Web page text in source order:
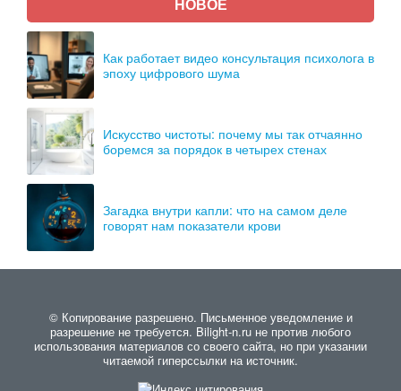
Как работает видео консультация психолога в
эпоху цифрового шума
Искусство чистоты: почему мы так отчаянно
боремся за порядок в четырех стенах
Загадка внутри капли: что на самом деле
говорят нам показатели крови
© Копирование разрешено. Письменное уведомление и
разрешение не требуется. Bilight-n.ru не против любого
использования материалов со своего сайта, но при указании
читаемой гиперссылки на источник.